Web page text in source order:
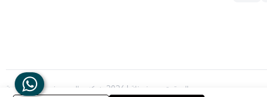
الحقوق محفوظة | 2026 شركه عالم جيفينشي التجارية